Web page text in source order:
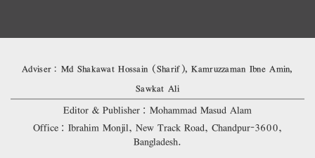
Adviser: Md Shakawat Hossain (Sharif), Kamruzzaman Ibne Amin,
Sawkat Ali
Editor & Publisher: Mohammad Masud Alam
Office: Ibrahim Monjil, New Track Road, Chandpur-3600,
Bangladesh.